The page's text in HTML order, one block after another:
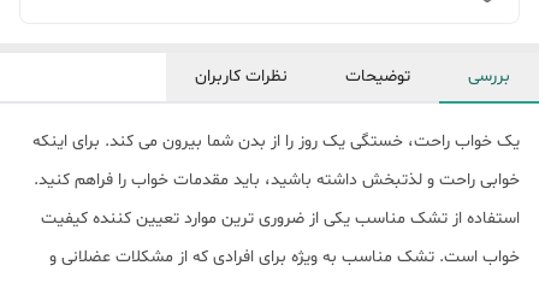
بررسی توضیحات نظرات کاربران
یک خواب راحت، خستگی یک روز را از بدن شما بیرون می کند. برای اینکه
خوابی راحت و لذتبخش داشته باشید، باید مقدمات خواب را فراهم کنید.
استفاده از تشک مناسب یکی از ضروری ترین موارد تعیین کننده کیفیت
خواب است. تشک مناسب به ویژه برای افرادی که از مشکلات عضلانی و